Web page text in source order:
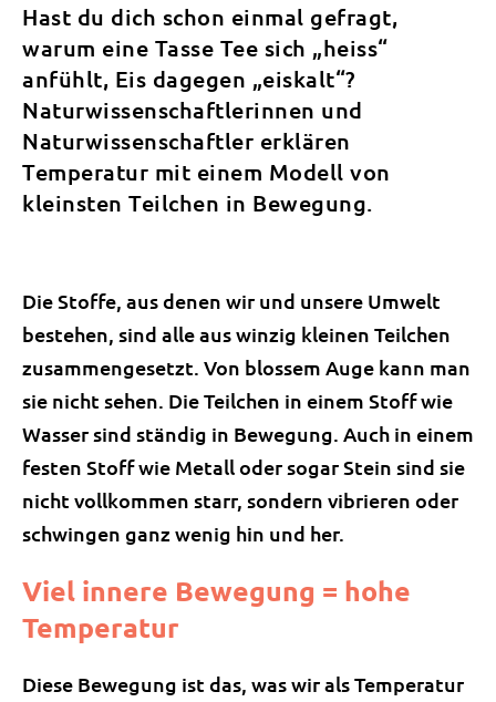
Hast du dich schon einmal gefragt,
warum eine Tasse Tee sich „heiss“
anfühlt, Eis dagegen „eiskalt“?
Naturwissenschaftlerinnen und
Naturwissenschaftler erklären
Temperatur mit einem Modell von
kleinsten Teilchen in Bewegung.
Die Stoffe, aus denen wir und unsere Umwelt
bestehen, sind alle aus winzig kleinen Teilchen
zusammengesetzt. Von blossem Auge kann man
sie nicht sehen. Die Teilchen in einem Stoff wie
Wasser sind ständig in Bewegung. Auch in einem
festen Stoff wie Metall oder sogar Stein sind sie
nicht vollkommen starr, sondern vibrieren oder
schwingen ganz wenig hin und her.
Viel innere Bewegung = hohe
Temperatur
Diese Bewegung ist das, was wir als Temperatur